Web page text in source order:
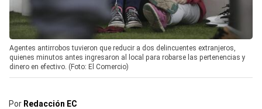
Agentes antirrobos tuvieron que reducir a dos delincuentes extranjeros,
quienes minutos antes ingresaron al local para robarse las pertenencias y
dinero en efectivo. (Foto: El Comercio)
Por Redacción EC